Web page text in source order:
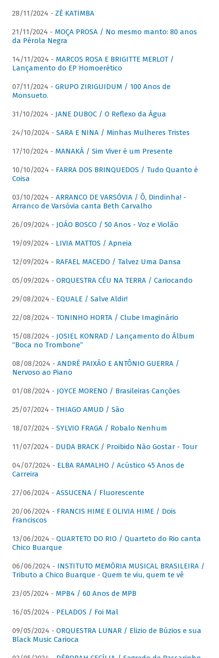
28/11/2024 - ZÉ KATIMBA
21/11/2024 - MOÇA PROSA / No mesmo manto: 80 anos
da Pérola Negra
14/11/2024 - MARCOS ROSA E BRIGITTE MERLOT /
Lançamento do EP Homoerético
07/11/2024 - GRUPO ZIRIGUIDUM / 100 Anos de
Monsueto.
31/10/2024 - JANE DUBOC / O Reflexo da Água
24/10/2024 - SARA E NINA / Minhas Mulheres Tristes
17/10/2024 - MANAKÁ / Sim Viver é um Presente
10/10/2024 - FARRA DOS BRINQUEDOS / Tudo Quanto é
Coisa
03/10/2024 - ARRANCO DE VARSÓVIA / Ô, Dindinha! -
Arranco de Varsóvia canta Beth Carvalho
26/09/2024 - JOÃO BOSCO / 50 Anos - Voz e Violão
19/09/2024 - LIVIA MATTOS / Apneia
12/09/2024 - RAFAEL MACEDO / Talvez Uma Dansa
05/09/2024 - ORQUESTRA CÉU NA TERRA / Cariocando
29/08/2024 - EQUALE / Salve Aldir!
22/08/2024 - TONINHO HORTA / Clube Imaginário
15/08/2024 - JOSIEL KONRAD / Lançamento do Álbum
“Boca no Trombone”
08/08/2024 - ANDRÉ PAIXÃO E ANTÔNIO GUERRA /
Nervoso ao Piano
01/08/2024 - JOYCE MORENO / Brasileiras Canções
25/07/2024 - THIAGO AMUD / São
18/07/2024 - SYLVIO FRAGA / Robalo Nenhum
11/07/2024 - DUDA BRACK / Proibido Não Gostar - Tour
04/07/2024 - ELBA RAMALHO / Acústico 45 Anos de
Carreira
27/06/2024 - ASSUCENA / Fluorescente
20/06/2024 - FRANCIS HIME E OLIVIA HIME / Dois
Franciscos
13/06/2024 - QUARTETO DO RIO / Quarteto do Rio canta
Chico Buarque
06/06/2024 - INSTITUTO MEMÓRIA MUSICAL BRASILEIRA /
Tributo a Chico Buarque - Quem te viu, quem te vê
23/05/2024 - MPB4 / 60 Anos de MPB
16/05/2024 - PELADOS / Foi Mal
09/05/2024 - ORQUESTRA LUNAR / Elizio de Búzios e sua
Black Music Carioca